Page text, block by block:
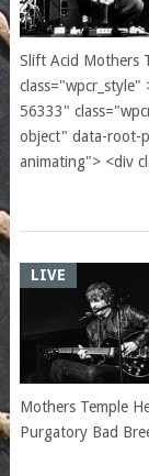
Slift Acid Mothers
56333"
object" data-root-
animating"> <div
LIVE
Mothers Temple
Purgatory Bad